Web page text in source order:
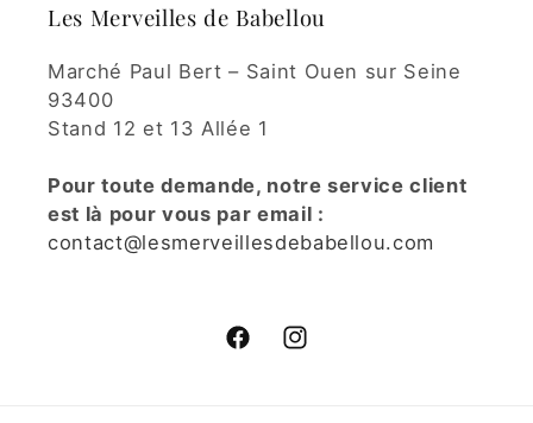
Les Merveilles de Babellou
Marché Paul Bert – Saint Ouen sur Seine
93400
Stand 12 et 13 Allée 1
Pour toute demande, notre service client
est là pour vous par email :
contact@lesmerveillesdebabellou.com
FacebookInstagram